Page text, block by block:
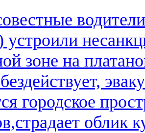
устроили
зоне на
городское
облик